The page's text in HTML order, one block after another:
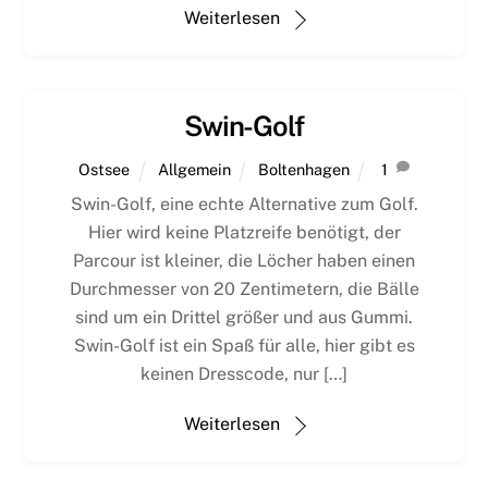
Weiterlesen
Swin-Golf
Ostsee Allgemein Boltenhagen 1
Swin-Golf, eine echte Alternative zum Golf.
Hier wird keine Platzreife benötigt, der
Parcour ist kleiner, die Löcher haben einen
Durchmesser von 20 Zentimetern, die Bälle
sind um ein Drittel größer und aus Gummi.
Swin-Golf ist ein Spaß für alle, hier gibt es
keinen Dresscode, nur […]
Weiterlesen